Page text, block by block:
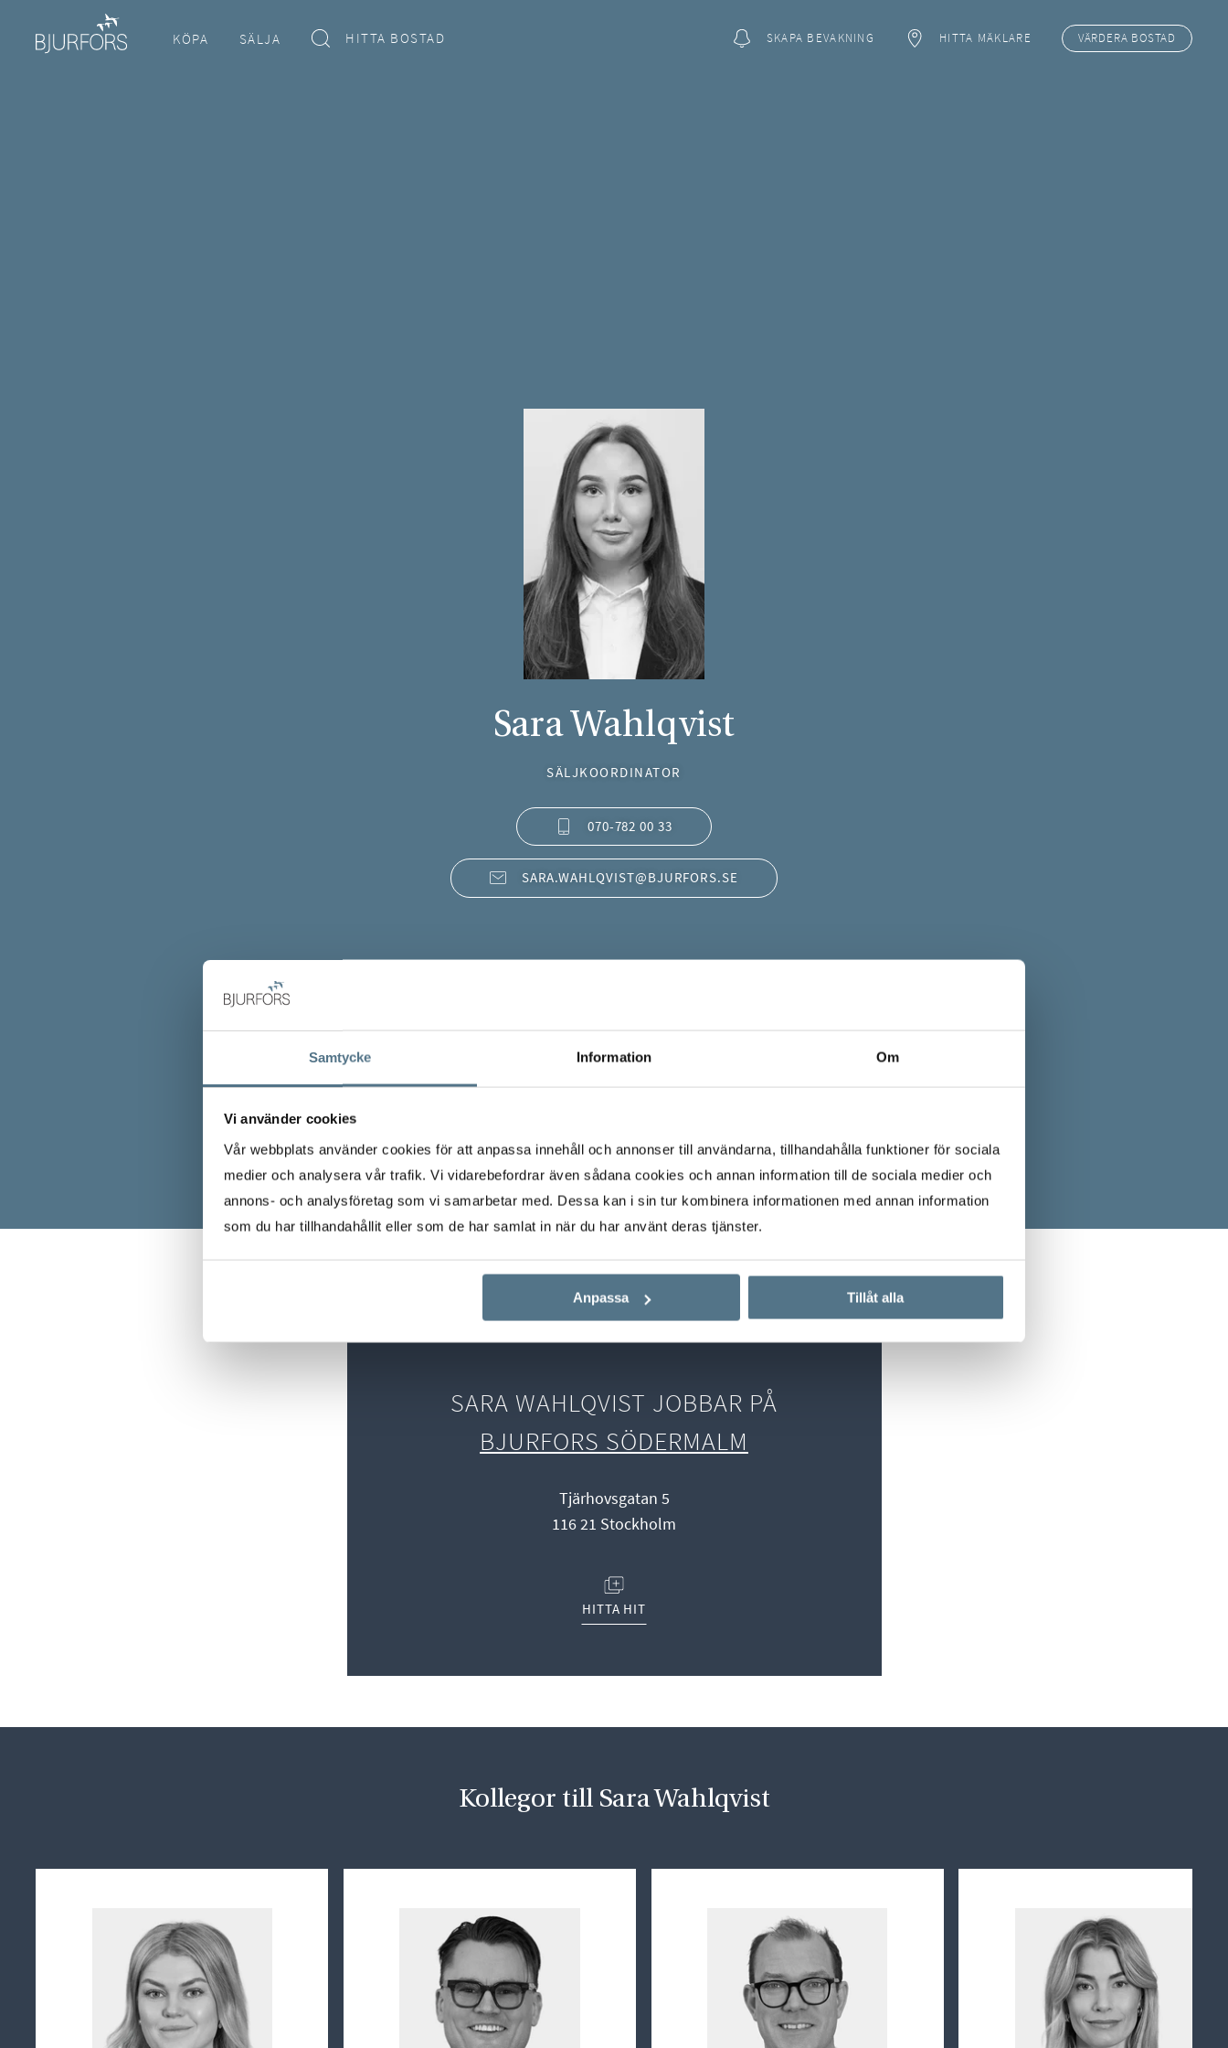
Samtycke Information Om
Vi använder cookies
Vår webbplats använder cookies för att anpassa innehåll och annonser till användarna, tillhandahålla funktioner för sociala
medier och analysera vår trafik. Vi vidarebefordrar även sådana cookies och annan information till de sociala medier och
annons- och analysföretag som vi samarbetar med. Dessa kan i sin tur kombinera informationen med annan information
som du har tillhandahållit eller som de har samlat in när du har använt deras tjänster.
Anpassa Tillåt alla
KÖPA SÄLJA HITTA BOSTAD SKAPA BEVAKNING HITTA MÄKLARE VÄRDERA BOSTAD
Sara Wahlqvist
SÄLJKOORDINATOR
070-782 00 33
SARA.WAHLQVIST@BJURFORS.SE
Start Våra mäklare Sara Wahlqvist
SARA WAHLQVIST JOBBAR PÅ
BJURFORS SÖDERMALM
Tjärhovsgatan 5
116 21 Stockholm
HITTA HIT
(ÖPPNAS I NYTT FÖNSTER)
Kollegor till Sara Wahlqvist